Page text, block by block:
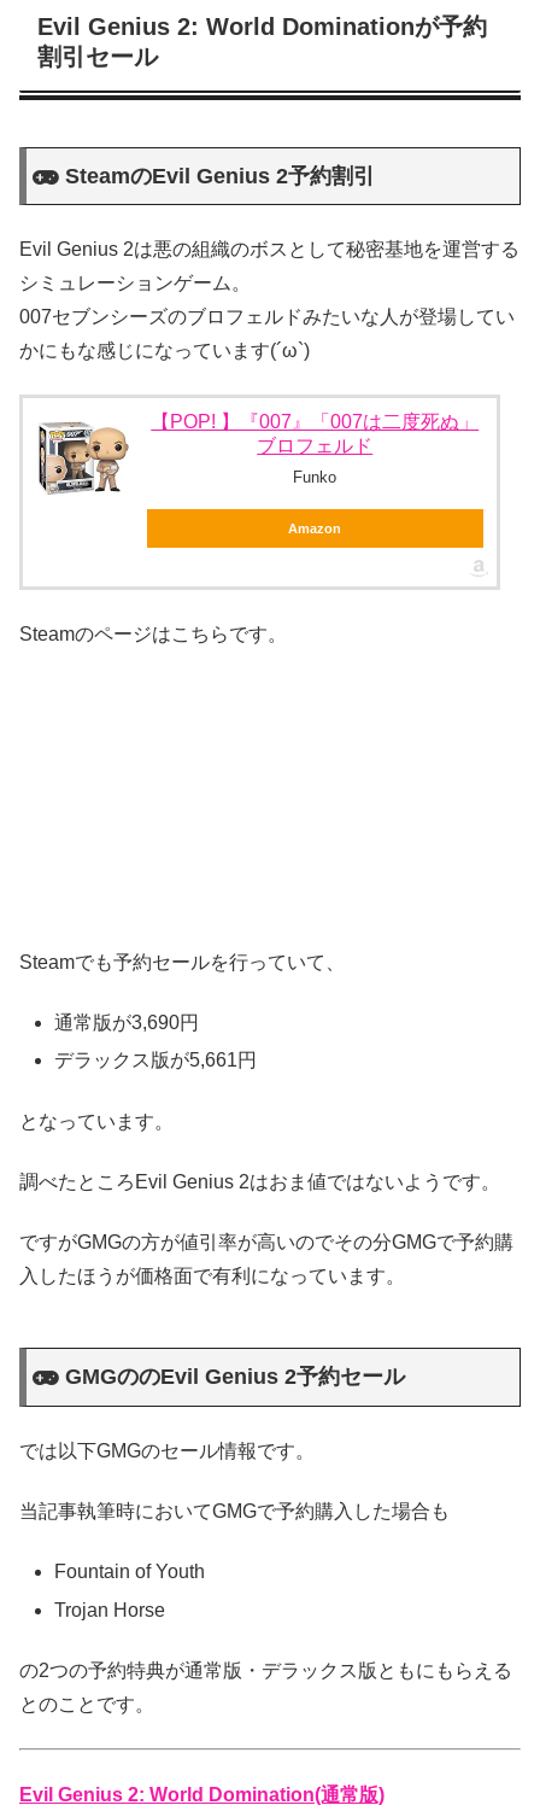
Evil Genius 2: World Dominationが予約
割引セール
SteamのEvil Genius 2予約割引
Evil Genius 2は悪の組織のボスとして秘密基地を運営する
シミュレーションゲーム。
007セブンシーズのブロフェルドみたいな人が登場してい
かにもな感じになっています(´ω`)
【POP! 】『007』「007は二度死ぬ」
ブロフェルド
Funko
Amazon
Steamのページはこちらです。
Steamでも予約セールを行っていて、
通常版が3,690円
デラックス版が5,661円
となっています。
調べたところEvil Genius 2はおま値ではないようです。
ですがGMGの方が値引率が高いのでその分GMGで予約購
入したほうが価格面で有利になっています。
GMGののEvil Genius 2予約セール
では以下GMGのセール情報です。
当記事執筆時においてGMGで予約購入した場合も
Fountain of Youth
Trojan Horse
の2つの予約特典が通常版・デラックス版ともにもらえる
とのことです。
Evil Genius 2: World Domination(通常版)